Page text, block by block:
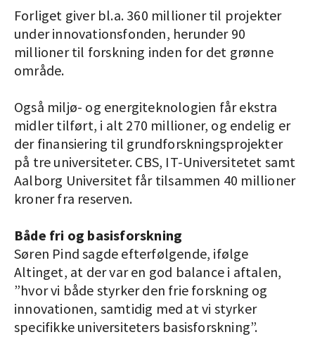
Forliget giver bl.a. 360 millioner til projekter
under innovationsfonden, herunder 90
millioner til forskning inden for det grønne
område.
Også miljø- og energiteknologien får ekstra
midler tilført, i alt 270 millioner, og endelig er
der finansiering til grundforskningsprojekter
på tre universiteter. CBS, IT-Universitetet samt
Aalborg Universitet får tilsammen 40 millioner
kroner fra reserven.
Både fri og basisforskning
Søren Pind sagde efterfølgende, ifølge
Altinget, at der var en god balance i aftalen,
”hvor vi både styrker den frie forskning og
innovationen, samtidig med at vi styrker
specifikke universiteters basisforskning”.